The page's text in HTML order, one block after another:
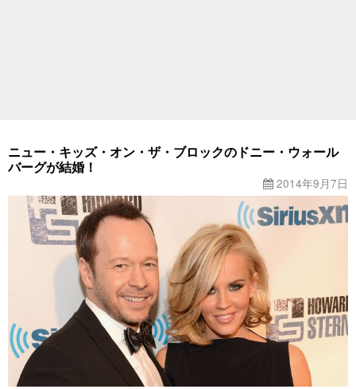
ニュー・キッズ・オン・ザ・ブロックのドニー・ウォール
バーグが結婚！
2014年9月7日